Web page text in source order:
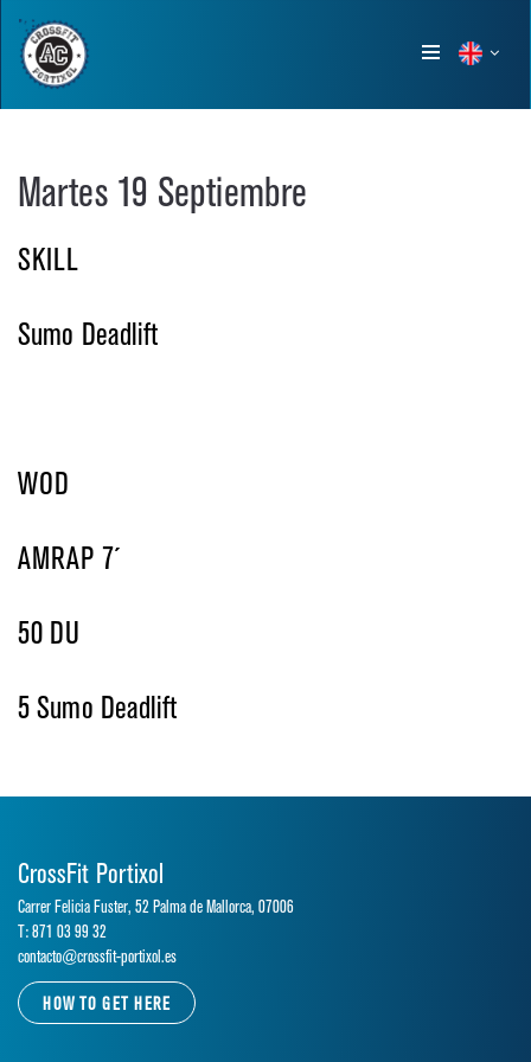
Show
Martes 19 Septiembre
SKILL
Sumo Deadlift
WOD
AMRAP 7´
50 DU
5 Sumo Deadlift
CrossFit Portixol
Carrer Felicia Fuster, 52 Palma de Mallorca, 07006
T: 871 03 99 32
contacto@crossfit-portixol.es
HOW TO GET HERE